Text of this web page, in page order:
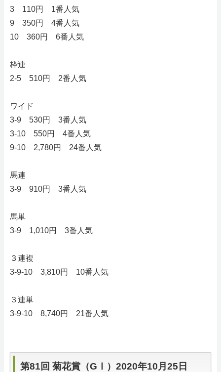
3 110円 1番人気
9 350円 4番人気
10 360円 6番人気
枠連
2-5 510円 2番人気
ワイド
3-9 530円 3番人気
3-10 550円 4番人気
9-10 2,780円 24番人気
馬連
3-9 910円 3番人気
馬単
3-9 1,010円 3番人気
３連複
3-9-10 3,810円 10番人気
３連単
3-9-10 8,740円 21番人気
第81回 菊花賞（GⅠ）2020年10月25日